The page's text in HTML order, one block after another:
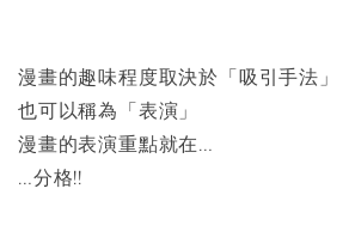
漫畫的趣味程度取決於「吸引手法」
也可以稱為「表演」
漫畫的表演重點就在…
…分格!!